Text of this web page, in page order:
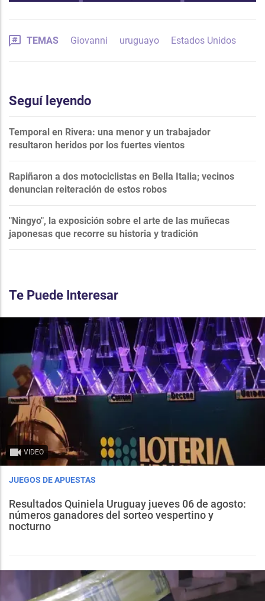
TEMAS Giovanni uruguayo Estados Unidos
Seguí leyendo
Temporal en Rivera: una menor y un trabajador
resultaron heridos por los fuertes vientos
Rapiñaron a dos motociclistas en Bella Italia; vecinos
denuncian reiteración de estos robos
"Ningyo", la exposición sobre el arte de las muñecas
japonesas que recorre su historia y tradición
Te Puede Interesar
VIDEO
JUEGOS DE APUESTAS
Resultados Quiniela Uruguay jueves 06 de agosto:
números ganadores del sorteo vespertino y
nocturno